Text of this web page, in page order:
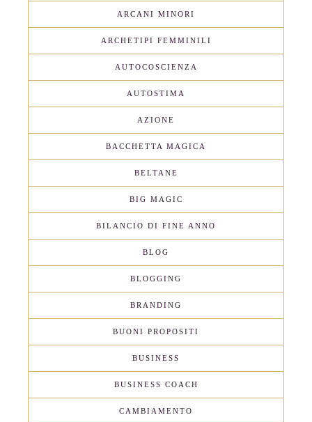
ARCANI MINORI
ARCHETIPI FEMMINILI
AUTOCOSCIENZA
AUTOSTIMA
AZIONE
BACCHETTA MAGICA
BELTANE
BIG MAGIC
BILANCIO DI FINE ANNO
BLOG
BLOGGING
BRANDING
BUONI PROPOSITI
BUSINESS
BUSINESS COACH
CAMBIAMENTO